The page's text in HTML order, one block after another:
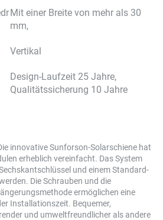
Mit einer Breite von mehr als 30
mm,
Vertikal
Design-Laufzeit 25 Jahre,
Qualitätssicherung 10 Jahre
innovative Sunforson-Solarschiene hat
erheblich vereinfacht. Das System
und einem Standard-
Die Schrauben und die
ermöglichen eine
Installationszeit. Bequemer,
und umweltfreundlicher als andere